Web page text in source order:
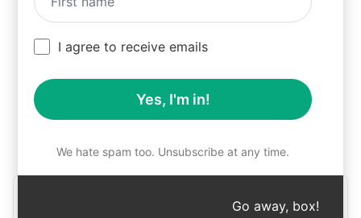
Próbálja ki ezt a
ChatGPT
Promptmost
1. lépés : Az AIPRM ingyenes
AIPRM ChatGPT a Google
I agree to receive emails
Yes, I'm in!
We hate spam too. Unsubscribe at any time.
Go away, box!